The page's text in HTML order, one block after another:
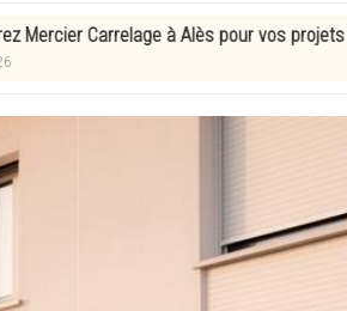
à Alès pour vos projets de décoration :